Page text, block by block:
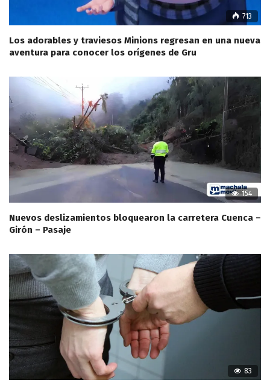
713
Los adorables y traviesos Minions regresan en una nueva
aventura para conocer los orígenes de Gru
154
Nuevos deslizamientos bloquearon la carretera Cuenca –
Girón – Pasaje
83